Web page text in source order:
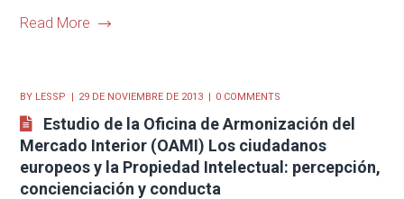
Read More
BY LESSP 29 DE NOVIEMBRE DE 2013 0 COMMENTS
Estudio de la Oficina de Armonización del
Mercado Interior (OAMI) Los ciudadanos
europeos y la Propiedad Intelectual: percepción,
concienciación y conducta